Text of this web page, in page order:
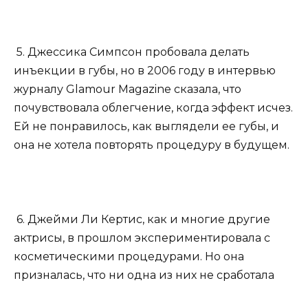
5. Джессика Симпсон пробовала делать
инъекции в губы, но в 2006 году в интервью
журналу Glamour Magazine сказала, что
почувствовала облегчение, когда эффект исчез.
Ей не понравилось, как выглядели ее губы, и
она не хотела повторять процедуру в будущем.
6. Джейми Ли Кертис, как и многие другие
актрисы, в прошлом экспериментировала с
косметическими процедурами. Но она
призналась, что ни одна из них не сработала